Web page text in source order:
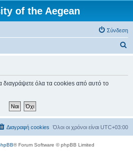
of the Aegean
Σύνδεση
σ
διαγράψετε όλα τα cookies από αυτό το
Όλοι οι χρόνοι είναι UTC+03:00
Διαγραφή cookies
® Forum Software © phpBB Limited